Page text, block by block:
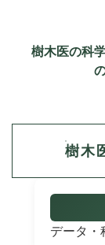
樹木医の科
樹木
データ・